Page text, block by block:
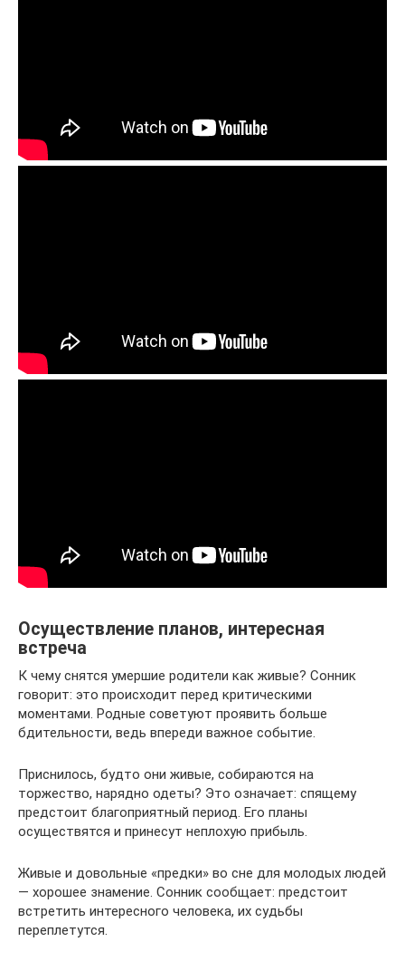
Осуществление планов, интересная
встреча
К чему снятся умершие родители как живые? Сонник
говорит: это происходит перед критическими
моментами. Родные советуют проявить больше
бдительности, ведь впереди важное событие.
Приснилось, будто они живые, собираются на
торжество, нарядно одеты? Это означает: спящему
предстоит благоприятный период. Его планы
осуществятся и принесут неплохую прибыль.
Живые и довольные «предки» во сне для молодых людей
— хорошее знамение. Сонник сообщает: предстоит
встретить интересного человека, их судьбы
переплетутся.